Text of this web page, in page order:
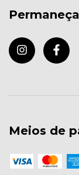
Meios de